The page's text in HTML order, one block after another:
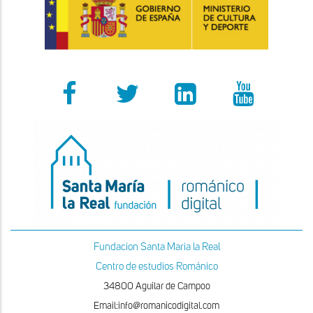
Fundacion Santa Maria la Real
Centro de estudios Románico
34800 Aguilar de Campoo
Email:info@romanicodigital.com